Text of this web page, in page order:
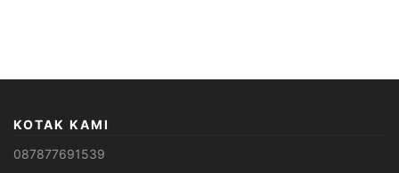
KOTAK KAMI
087877691539